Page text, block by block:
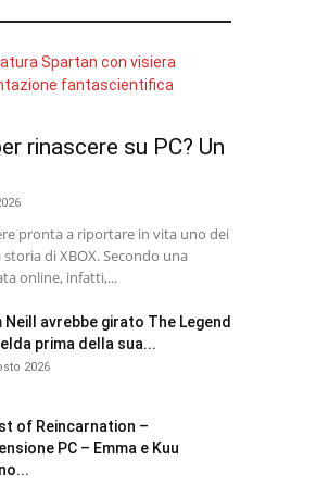
rinascere su PC? Un
pronta a riportare in vita uno dei
di XBOX. Secondo una
online, infatti,...
Neill avrebbe girato The Legend
prima della sua...
2026
of Reincarnation –
PC – Emma e Kuu